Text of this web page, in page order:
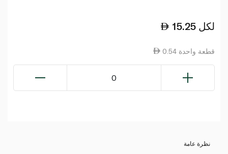
15.25 لكل
0.54 قطعة واحدة
0
نظرة عامة